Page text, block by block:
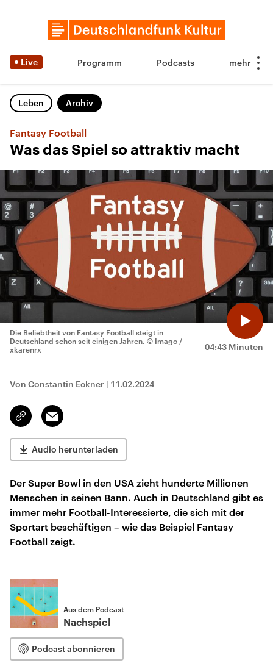
Live Programm Podcasts
Leben Archiv
Fantasy Football
Was das Spiel so attraktiv macht
04:43 Minuten
Die Beliebtheit von Fantasy Football steigt in
Deutschland schon seit einigen Jahren. © Imago /
xkarenrx
Von Constantin Eckner | 11.02.2024
Link
kopieren/teilen
Email
Audio herunterladen
Der Super Bowl in den USA zieht hunderte Millionen
Menschen in seinen Bann. Auch in Deutschland gibt es
immer mehr Football-Interessierte, die sich mit der
Sportart beschäftigen – wie das Beispiel Fantasy
Football zeigt.
Aus dem Podcast
Nachspiel
Podcast abonnieren